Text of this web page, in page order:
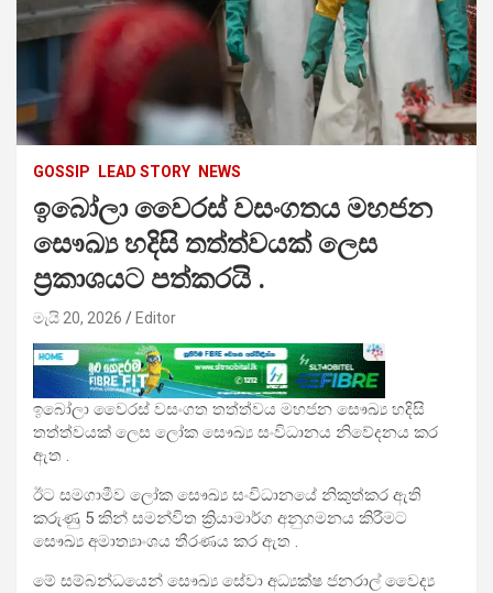
GOSSIP LEAD STORY NEWS
ඉබෝලා වෛරස් වසංගතය මහජන
සෞඛ්‍ය හදිසි තත්ත්වයක් ලෙස
ප්‍රකාශයට පත්කරයි .
මැයි 20, 2026 Editor
ඉබෝලා වෛරස් වසංගත තත්ත්වය මහජන සෞඛ්‍ය හදිසි
තත්ත්වයක් ලෙස ලෝක සෞඛ්‍ය සංවිධානය නිවේදනය කර
ඇත .
ඊට සමගාමීව ලෝක සෞඛ්‍ය සංවිධානයේ නිකුත්කර ඇති
කරුණු 5 කින් සමන්විත ක්‍රියාමාර්ග අනුගමනය කිරීමට
සෞඛ්‍ය අමාත්‍යාංශය තීරණය කර ඇත .
මේ සම්බන්ධයෙන් සෞඛ්‍ය සේවා අධ්‍යක්ෂ ජනරාල් වෛද්‍ය